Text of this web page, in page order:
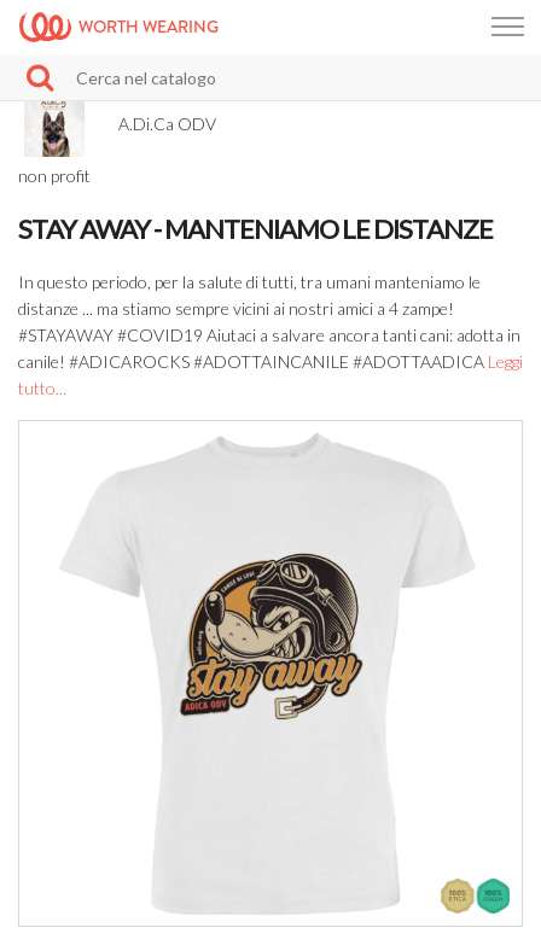
WORTH WEARING
A.Di.Ca ODV
non profit
STAY AWAY - MANTENIAMO LE DISTANZE
In questo periodo, per la salute di tutti, tra umani manteniamo le
distanze ... ma stiamo sempre vicini ai nostri amici a 4 zampe!
#STAYAWAY #COVID19 Aiutaci a salvare ancora tanti cani: adotta in
canile! #ADICAROCKS #ADOTTAINCANILE #ADOTTAADICA Leggi
tutto...